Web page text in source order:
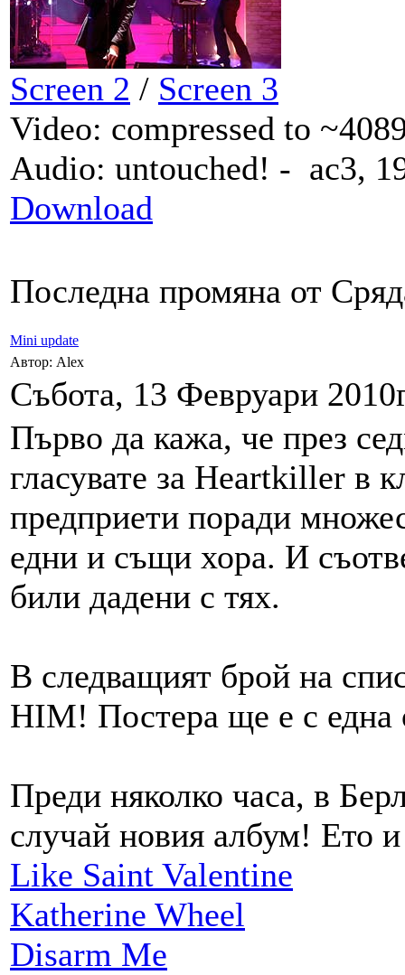
Screen 2 / Screen 3
Video: compressed to
Audio: untouched! - ac3,
Download
Последна промяна от
Mini update
Автор: Alex
Събота, 13 Февруари
Първо да кажа, че през
гласувате за Heartkiller в
предприети поради
едни и същи хора. И
били дадени с тях.
В следващият брой на
HIM! Постера ще е с една
Преди няколко часа, в
случай новия албум! Ето
Like Saint Valentine
Katherine Wheel
Disarm Me